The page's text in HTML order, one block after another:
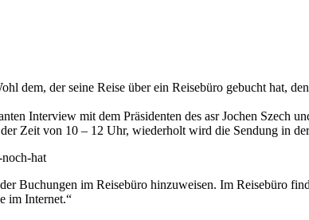
dem, der seine Reise über ein Reisebüro gebucht hat,
Interview mit dem Präsidenten des asr Jochen Szech
Zeit von 10 – 12 Uhr, wiederholt wird die Sendung in
hat
Buchungen im Reisebüro hinzuweisen. Im Reisebüro
im Internet.“